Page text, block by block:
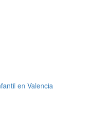
en Valencia